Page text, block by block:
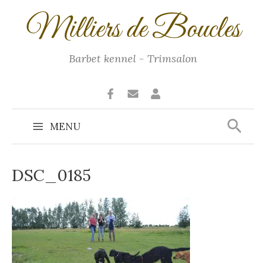
Milliers de Boucles
Barbet kennel - Trimsalon
Main
Menu
MENU
DSC_0185